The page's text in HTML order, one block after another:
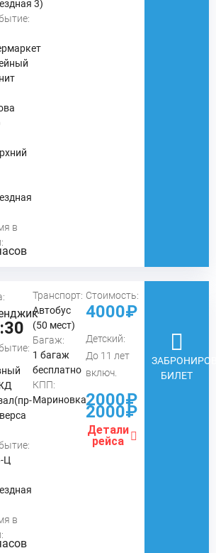
3)
в
Ц
в
Транспорт:
Автобус
(50 мест)
Багаж:
1 багаж
бесплатно
КПП:
Мариновка
Стоимость:
4000₽
Детский:
До 11 лет
включ.
2000₽
2000₽
Детали
рейса
БИЛЕТ